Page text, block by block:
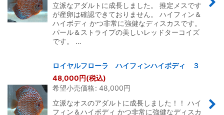
立派なアダルトに成長しました。 推定メスです
が産卵は確認できておりません。 ハイフィン＆
ハイボディ かつ非常に強健なディスカスです。
パール＆ストライプの美しいレッドターコイズ
です。 …
ロイヤルフローラ ハイフィンハイボディ ３
48,000円(税込)
希望小売価格: 48,000円
立派なオスのアダルトに成長しました！！ ハイ
フィン＆ハイボディ かつ非常に強健なディスカ